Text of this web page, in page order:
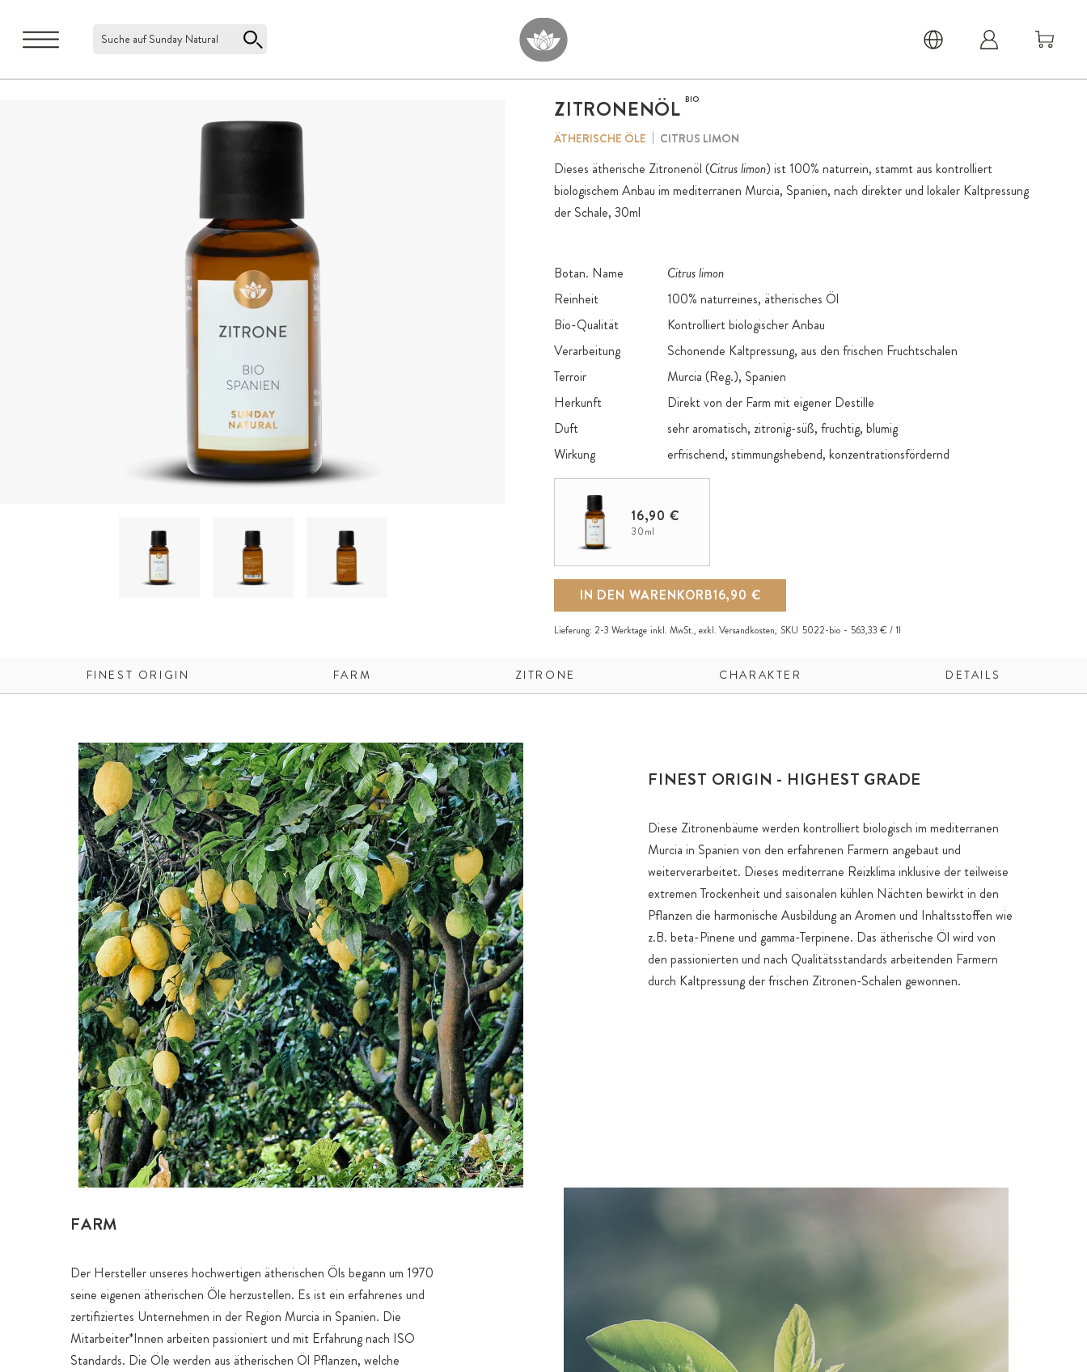
Suche auf Sunday Natural
ZITRONENÖLBIO
ÄTHERISCHE ÖLE CITRUS LIMON
Dieses ätherische Zitronenöl (Citrus limon) ist 100% naturrein, stammt aus kontrolliert
biologischem Anbau im mediterranen Murcia, Spanien, nach direkter und lokaler Kaltpressung
der Schale, 30ml
Botan. Name
Citrus limon
Reinheit
100% naturreines, ätherisches Öl
Bio-Qualität
Kontrolliert biologischer Anbau
Verarbeitung
Schonende Kaltpressung, aus den frischen Fruchtschalen
Terroir
Murcia (Reg.), Spanien
Herkunft
Direkt von der Farm mit eigener Destille
Duft
sehr aromatisch, zitronig-süß, fruchtig, blumig
Wirkung
erfrischend, stimmungshebend, konzentrationsfördernd
Hauptbestandteile
Limonen, β-Pinen, ɣ-Terpinen
Allergene
Limonene, Pinene, Citral, Geranyl Acetate, Terpineol, Terpinolene,
Linalool, Beta-Caryophyllene, Alpha-Terpinene, Geraniol, Camphor,
16,90 €
30ml
IN DEN WARENKORB16,90 €
Lieferung: 2-3 Werktage inkl. MwSt., exkl. Versandkosten, SKU 5022-bio 563,33 € / 1l
FINEST ORIGIN FARM ZITRONE CHARAKTER DETAILS
FINEST ORIGIN - HIGHEST GRADE
Diese Zitronenbäume werden kontrolliert biologisch im mediterranen
Murcia in Spanien von den erfahrenen Farmern angebaut und
weiterverarbeitet. Dieses mediterrane Reizklima inklusive der teilweise
extremen Trockenheit und saisonalen kühlen Nächten bewirkt in den
Pflanzen die harmonische Ausbildung an Aromen und Inhaltsstoffen wie
z.B. beta-Pinene und gamma-Terpinene. Das ätherische Öl wird von
den passionierten und nach Qualitätsstandards arbeitenden Farmern
durch Kaltpressung der frischen Zitronen-Schalen gewonnen.
FARM
Der Hersteller unseres hochwertigen ätherischen Öls begann um 1970
seine eigenen ätherischen Öle herzustellen. Es ist ein erfahrenes und
zertifiziertes Unternehmen in der Region Murcia in Spanien. Die
Mitarbeiter*Innen arbeiten passioniert und mit Erfahrung nach ISO
Standards. Die Öle werden aus ätherischen Öl Pflanzen, welche